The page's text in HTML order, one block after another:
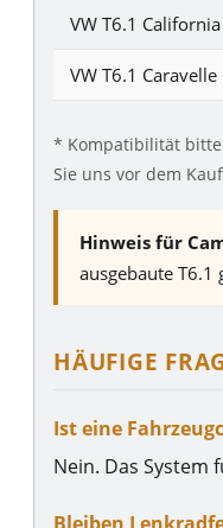
VW T6.1 California
VW T6.1 Caravelle
* Kompatibilität bitte
Sie uns vor dem
Hinweis für
ausgebaute
HÄUFIGE
Ist eine
Nein. Das